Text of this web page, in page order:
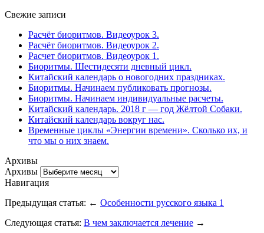
Свежие записи
Расчёт биоритмов. Видеоурок 3.
Расчёт биоритмов. Видеоурок 2.
Расчет биоритмов. Видеоурок 1.
Биоритмы. Шестидесяти дневный цикл.
Китайский календарь о новогодних праздниках.
Биоритмы. Начинаем публиковать прогнозы.
Биоритмы. Начинаем индивидуальные расчеты.
Китайский календарь. 2018 г — год Жёлтой Собаки.
Китайский календарь вокруг нас.
Временные циклы «Энергии времени». Сколько их, и
что мы о них знаем.
Архивы
Архивы
Навигация
Предыдущая статья: ← Особенности русского языка 1
Следующая статья: В чем заключается лечение →